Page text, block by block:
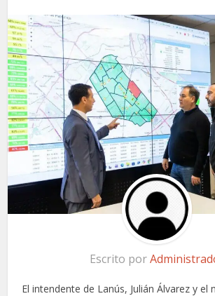
Escrito por
El intendente de Lanús, Julián Álvarez y el